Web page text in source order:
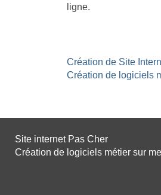
ligne.
Création de Site
Création de logiciels
Site internet Pas Cher
Création de logiciels métier sur